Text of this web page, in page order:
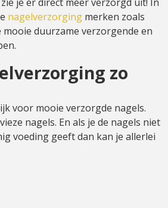
nagelverzorging merken zoals
mooie duurzame verzorgende en
zo
voor mooie verzorgde nagels.
nagels. En als je de nagels niet
voeding geeft dan kan je allerlei